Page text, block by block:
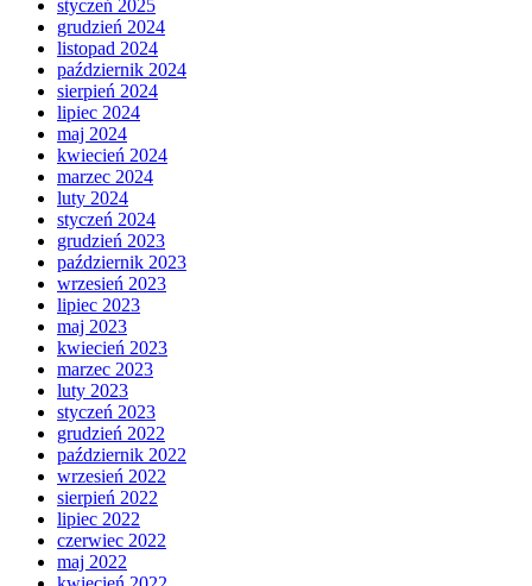
styczeń 2025
grudzień 2024
listopad 2024
październik 2024
sierpień 2024
lipiec 2024
maj 2024
kwiecień 2024
marzec 2024
luty 2024
styczeń 2024
grudzień 2023
październik 2023
wrzesień 2023
lipiec 2023
maj 2023
kwiecień 2023
marzec 2023
luty 2023
styczeń 2023
grudzień 2022
październik 2022
wrzesień 2022
sierpień 2022
lipiec 2022
czerwiec 2022
maj 2022